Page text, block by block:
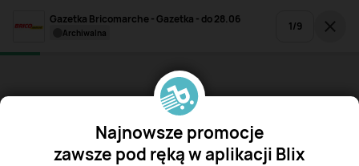
Gazetka Bricomarche - Gazetka - do 28.06
archiwalna 1/9
Najnowsze promocje
zawsze pod ręką w aplikacji Blix